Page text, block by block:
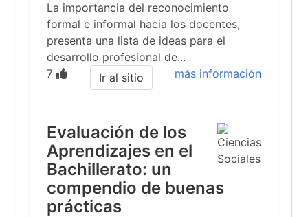
La importancia del reconocimiento
formal e informal hacia los docentes,
presenta una lista de ideas para el
desarrollo profesional de...
7
más información
Ir al sitio
Evaluación de los
Aprendizajes en el
Bachillerato: un
compendio de buenas
prácticas